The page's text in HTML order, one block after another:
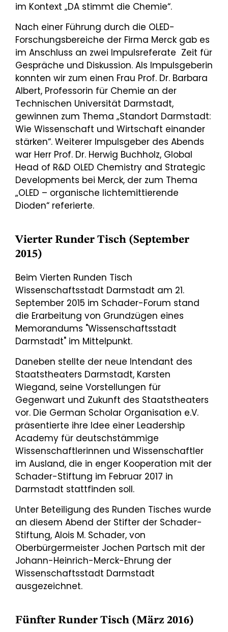
im Kontext „DA stimmt die Chemie“.
Nach einer Führung durch die OLED-
Forschungsbereiche der Firma Merck gab es
im Anschluss an zwei Impulsreferate Zeit für
Gespräche und Diskussion. Als Impulsgeberin
konnten wir zum einen Frau Prof. Dr. Barbara
Albert, Professorin für Chemie an der
Technischen Universität Darmstadt,
gewinnen zum Thema „Standort Darmstadt:
Wie Wissenschaft und Wirtschaft einander
stärken“. Weiterer Impulsgeber des Abends
war Herr Prof. Dr. Herwig Buchholz, Global
Head of R&D OLED Chemistry and Strategic
Developments bei Merck, der zum Thema
„OLED – organische lichtemittierende
Dioden“ referierte.
Vierter Runder Tisch (September
2015)
Beim Vierten Runden Tisch
Wissenschaftsstadt Darmstadt am 21.
September 2015 im Schader-Forum stand
die Erarbeitung von Grundzügen eines
Memorandums "Wissenschaftsstadt
Darmstadt" im Mittelpunkt.
Daneben stellte der neue Intendant des
Staatstheaters Darmstadt, Karsten
Wiegand, seine Vorstellungen für
Gegenwart und Zukunft des Staatstheaters
vor. Die German Scholar Organisation e.V.
präsentierte ihre Idee einer Leadership
Academy für deutschstämmige
Wissenschaftlerinnen und Wissenschaftler
im Ausland, die in enger Kooperation mit der
Schader-Stiftung im Februar 2017 in
Darmstadt stattfinden soll.
Unter Beteiligung des Runden Tisches wurde
an diesem Abend der Stifter der Schader-
Stiftung, Alois M. Schader, von
Oberbürgermeister Jochen Partsch mit der
Johann-Heinrich-Merck-Ehrung der
Wissenschaftsstadt Darmstadt
ausgezeichnet.
Fünfter Runder Tisch (März 2016)